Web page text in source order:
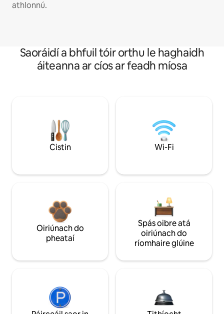
athlonnú.
Saoráidí a bhfuil tóir orthu le haghaidh
áiteanna ar cíos ar feadh míosa
Cistin Wi-Fi
Oiriúnach do
pheataí
Spás oibre atá
oiriúnach do
ríomhaire glúine